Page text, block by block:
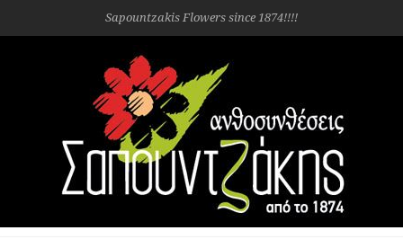
Sapountzakis Flowers since 1874!!!!